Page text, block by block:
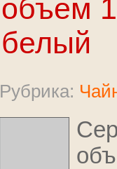
объем
белый
Рубрика: